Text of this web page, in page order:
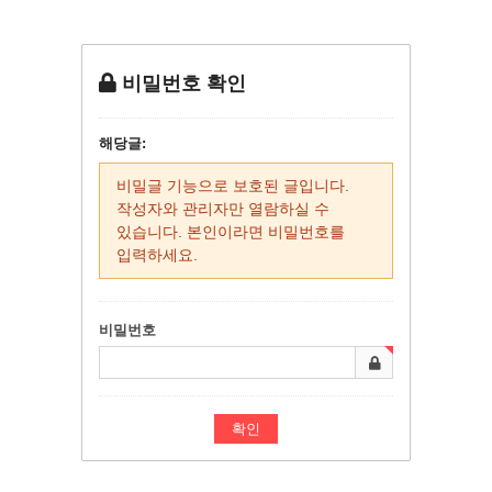
비밀번호 확인
해당글:
비밀글 기능으로 보호된 글입니다.
작성자와 관리자만 열람하실 수
있습니다. 본인이라면 비밀번호를
입력하세요.
비밀번호